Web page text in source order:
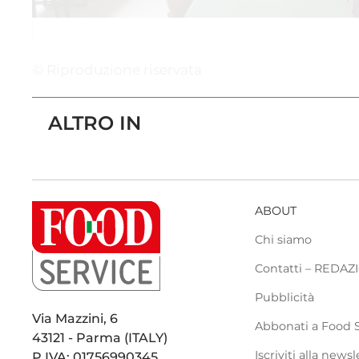
ALTRO IN
Via Mazzini, 6
43121 - Parma (ITALY)
ABOUT
Chi siamo
Contatti –
Pubblicità
Abbonati a Food
Iscriviti alla